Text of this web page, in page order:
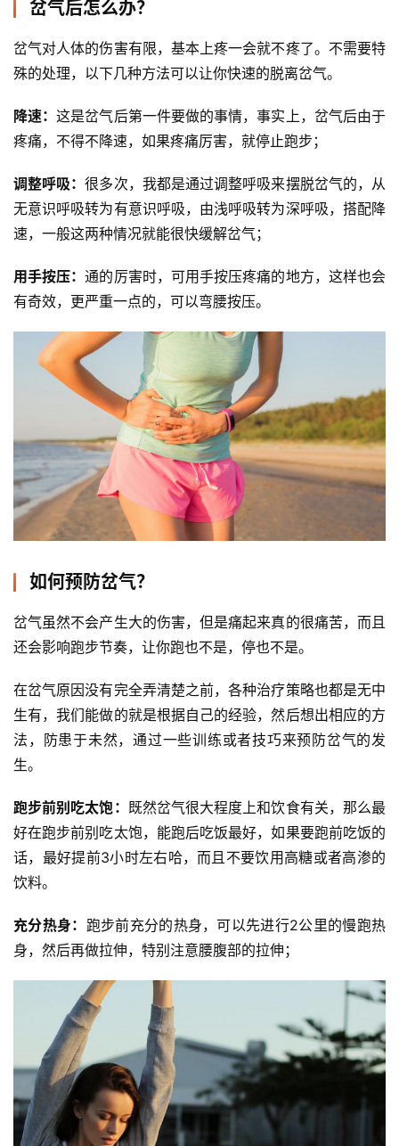
装
备
练
频
用
精
选
岔气后怎么办？
岔气对人体的伤害有限，基本上疼一会就不疼了。不需要特
殊的处理，以下几种方法可以让你快速的脱离岔气。
降速：这是岔气后第一件要做的事情，事实上，岔气后由于
疼痛，不得不降速，如果疼痛厉害，就停止跑步；
调整呼吸：很多次，我都是通过调整呼吸来摆脱岔气的，从
无意识呼吸转为有意识呼吸，由浅呼吸转为深呼吸，搭配降
速，一般这两种情况就能很快缓解岔气；
用手按压：通的厉害时，可用手按压疼痛的地方，这样也会
有奇效，更严重一点的，可以弯腰按压。
如何预防岔气？
岔气虽然不会产生大的伤害，但是痛起来真的很痛苦，而且
还会影响跑步节奏，让你跑也不是，停也不是。
在岔气原因没有完全弄清楚之前，各种治疗策略也都是无中
生有，我们能做的就是根据自己的经验，然后想出相应的方
法，防患于未然，通过一些训练或者技巧来预防岔气的发
生。
跑步前别吃太饱： 既然岔气很大程度上和饮食有关，那么最
好在跑步前别吃太饱，能跑后吃饭最好，如果要跑前吃饭的
话，最好提前3小时左右哈，而且不要饮用高糖或者高渗的
饮料。
充分热身： 跑步前充分的热身，可以先进行2公里的慢跑热
身，然后再做拉伸，特别注意腰腹部的拉伸；